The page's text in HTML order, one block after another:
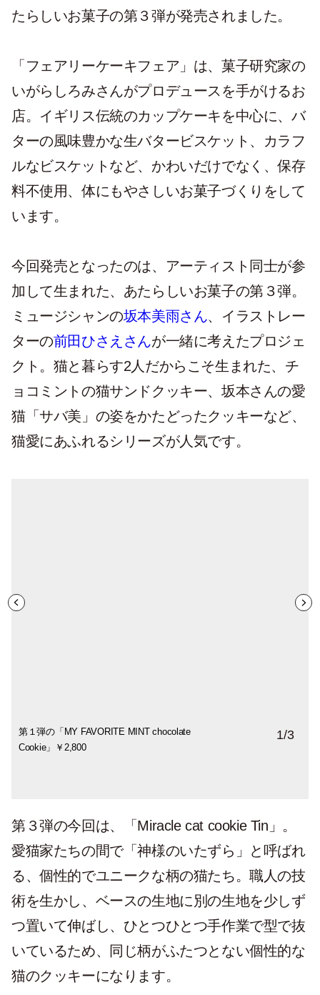
たらしいお菓子の第３弾が発売されました。
「フェアリーケーキフェア」は、菓子研究家の
いがらしろみさんがプロデュースを手がけるお
店。イギリス伝統のカップケーキを中心に、バ
ターの風味豊かな生バタービスケット、カラフ
ルなビスケットなど、かわいだけでなく、保存
料不使用、体にもやさしいお菓子づくりをして
います。
今回発売となったのは、アーティスト同士が参
加して生まれた、あたらしいお菓子の第３弾。
ミュージシャンの坂本美雨さん、イラストレー
ターの前田ひさえさんが一緒に考えたプロジェ
クト。猫と暮らす2人だからこそ生まれた、チ
ョコミントの猫サンドクッキー、坂本さんの愛
猫「サバ美」の姿をかたどったクッキーなど、
猫愛にあふれるシリーズが人気です。
第１弾の「MY FAVORITE MINT chocolate
Cookie」￥2,800
第２弾の「LetterBOX cat cookie」¥2,800
食べ終わった後のパッケージが額縁として
リユースできる、ピクチャーフレーム設
1/3
第３弾の今回は、「Miracle cat cookie Tin」。
愛猫家たちの間で「神様のいたずら」と呼ばれ
る、個性的でユニークな柄の猫たち。職人の技
術を生かし、ベースの生地に別の生地を少しず
つ置いて伸ばし、ひとつひとつ手作業で型で抜
いているため、同じ柄がふたつとない個性的な
猫のクッキーになります。